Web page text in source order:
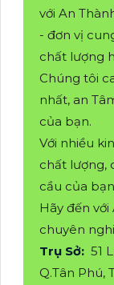
với An
- đơn vị
chất lượng
Chúng tôi
nhất, an
của bạn.
Với nhiều
chất lượng,
cầu của
Hãy đến
chuyên
Trụ Sở: 51
Q.Tân Phú,